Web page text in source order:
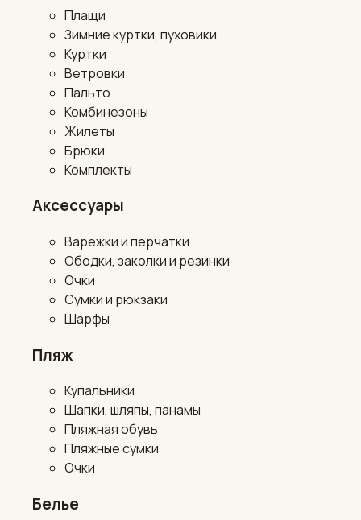
Плащи
Зимние куртки, пуховики
Куртки
Ветровки
Пальто
Комбинезоны
Жилеты
Брюки
Комплекты
Аксессуары
Варежки и перчатки
Ободки, заколки и резинки
Очки
Сумки и рюкзаки
Шарфы
Пляж
Купальники
Шапки, шляпы, панамы
Пляжная обувь
Пляжные сумки
Очки
Белье